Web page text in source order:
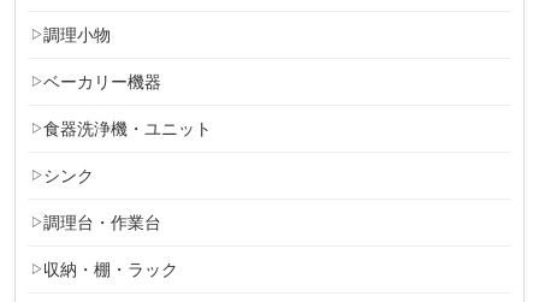
調理小物
ベーカリー機器
食器洗浄機・ユニット
シンク
調理台・作業台
収納・棚・ラック